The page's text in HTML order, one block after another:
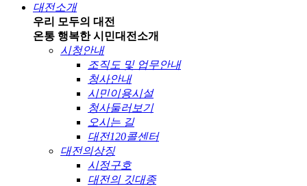
대전소개
우리 모두의 대전
온통 행복한 시민대전소개
시청안내
조직도 및 업무안내
청사안내
시민이용시설
청사둘러보기
오시는 길
대전120콜센터
대전의상징
시정구호
대전의 깃대종